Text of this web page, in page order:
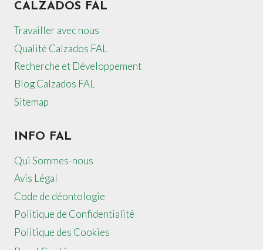
CALZADOS FAL
Travailler avec nous
Qualité Calzados FAL
Recherche et Développement
Blog Calzados FAL
Sitemap
INFO FAL
Qui Sommes-nous
Avis Légal
Code de déontologie
Politique de Confidentialité
Politique des Cookies